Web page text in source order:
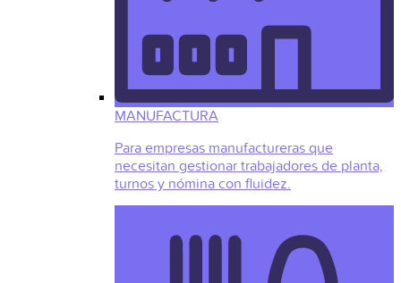
MANUFACTURA
Para empresas manufactureras que
necesitan gestionar trabajadores de planta,
turnos y nómina con fluidez.